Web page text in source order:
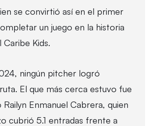
se convirtió así en el primer
un juego en la historia
Caribe Kids.
ningún pitcher logró
El que más cerca estuvo fue
Enmanuel Cabrera, quien
cubrió 5.1 entradas frente a